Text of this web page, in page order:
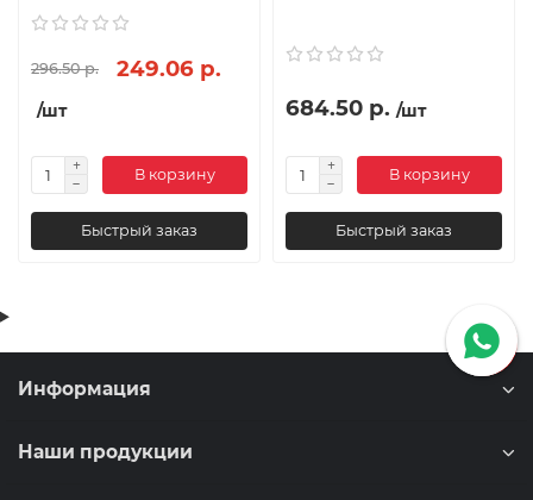
296.50 р. 249.06 р.
/шт
В корзину
Быстрый заказ
684.50 р. /шт
В корзину
Быстрый заказ
Информация
Наши продукции